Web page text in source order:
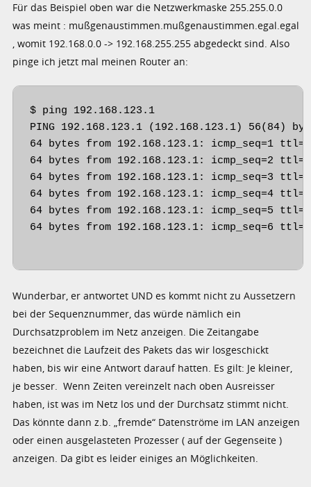
Für das Beispiel oben war die Netzwerkmaske 255.255.0.0
was meint : mußgenaustimmen.mußgenaustimmen.egal.egal
, womit 192.168.0.0 -> 192.168.255.255 abgedeckt sind. Also
pinge ich jetzt mal meinen Router an:
$ ping 192.168.123.1
PING 192.168.123.1 (192.168.123.1) 56(84)
64 bytes from 192.168.123.1: icmp_seq=1
64 bytes from 192.168.123.1: icmp_seq=2
64 bytes from 192.168.123.1: icmp_seq=3
64 bytes from 192.168.123.1: icmp_seq=4
64 bytes from 192.168.123.1: icmp_seq=5
64 bytes from 192.168.123.1: icmp_seq=6
Wunderbar, er antwortet UND es kommt nicht zu Aussetzern
bei der Sequenznummer, das würde nämlich ein
Durchsatzproblem im Netz anzeigen. Die Zeitangabe
bezeichnet die Laufzeit des Pakets das wir losgeschickt
haben, bis wir eine Antwort darauf hatten. Es gilt: Je kleiner,
je besser. Wenn Zeiten vereinzelt nach oben Ausreisser
haben, ist was im Netz los und der Durchsatz stimmt nicht.
Das könnte dann z.b. „fremde“ Datenströme im LAN anzeigen
oder einen ausgelasteten Prozesser ( auf der Gegenseite )
anzeigen. Da gibt es leider einiges an Möglichkeiten.